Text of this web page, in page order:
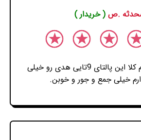
.ص ( خریدار )
وای من عاشقشم کلا این پالتای 9تایی هدی رو خیلی
خیلی جمع و جور و خوبن.